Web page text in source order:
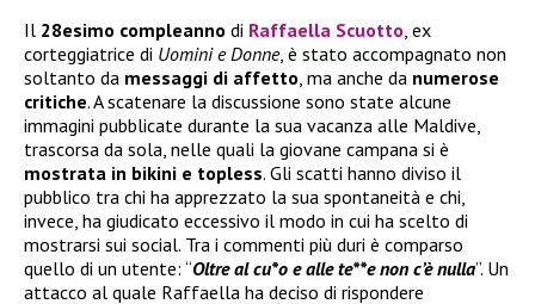
Il 28esimo compleanno di Raffaella Scuotto , ex
corteggiatrice di Uomini e Donne, è stato accompagnato non
soltanto da messaggi di affetto , ma anche da numerose
critiche. A scatenare la discussione sono state alcune
immagini pubblicate durante la sua vacanza alle Maldive,
trascorsa da sola, nelle quali la giovane campana si è
mostrata in bikini e topless. Gli scatti hanno diviso il
pubblico tra chi ha apprezzato la sua spontaneità e chi,
invece, ha giudicato eccessivo il modo in cui ha scelto di
mostrarsi sui social. Tra i commenti più duri è comparso
quello di un utente: “Oltre al cu*o e alle te**e non c’è nulla”. Un
attacco al quale Raffaella ha deciso di rispondere